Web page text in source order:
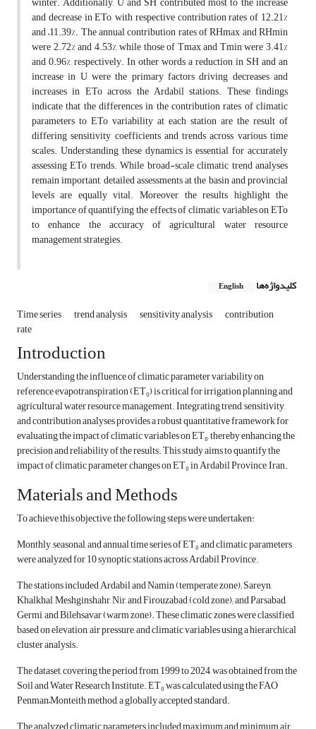
and decrease in ETo, with respective contribution rates of 12.21%
and –11.39%. The annual contribution rates of RHmax and RHmin
were 2.72% and 4.53%, while those of Tmax and Tmin were 3.41%
and 0.96%, respectively. In other words, a reduction in SH and an
increase in U were the primary factors driving decreases and
increases in ETo across the Ardabil stations. These findings
indicate that the differences in the contribution rates of climatic
parameters to ETo variability at each station are the result of
differing sensitivity coefficients and trends across various time
scales. Understanding these dynamics is essential for accurately
assessing ETo trends. While broad-scale climatic trend analyses
remain important, detailed assessments at the basin and provincial
levels are equally vital. Moreover, the results highlight the
importance of quantifying the effects of climatic variables on ETo
to enhance the accuracy of agricultural water resource
management strategies.
کلیدواژه‌ها English
Time series trend analysis sensitivity analysis contribution
rate
Introduction
Understanding the influence of climatic parameter variability on
reference evapotranspiration (ET₀) is critical for irrigation planning and
agricultural water resource management. Integrating trend, sensitivity,
and contribution analyses provides a robust quantitative framework for
evaluating the impact of climatic variables on ET₀, thereby enhancing the
precision and reliability of the results. This study aims to quantify the
impact of climatic parameter changes on ET₀ in Ardabil Province, Iran.
Materials and Methods
To achieve this objective, the following steps were undertaken:
Monthly, seasonal, and annual time series of ET₀ and climatic parameters
were analyzed for 10 synoptic stations across Ardabil Province.
The stations included Ardabil and Namin (temperate zone); Sareyn,
Khalkhal, Meshginshahr, Nir, and Firouzabad (cold zone); and Parsabad,
Germi, and Bilehsavar (warm zone). These climatic zones were classified
based on elevation, air pressure, and climatic variables using a hierarchical
cluster analysis.
The dataset, covering the period from 1999 to 2024, was obtained from the
Soil and Water Research Institute. ET₀ was calculated using the FAO
Penman–Monteith method, a globally accepted standard.